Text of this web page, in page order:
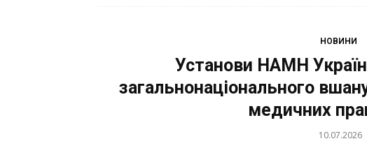
НОВИНИ
Установи НАМН
загальнонаціонального
медичних
10.07.2026